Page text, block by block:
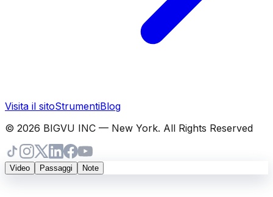
Visita il sitoStrumentiBlog
© 2026 BIGVU INC — New York. All Rights Reserved
Video Passaggi Note